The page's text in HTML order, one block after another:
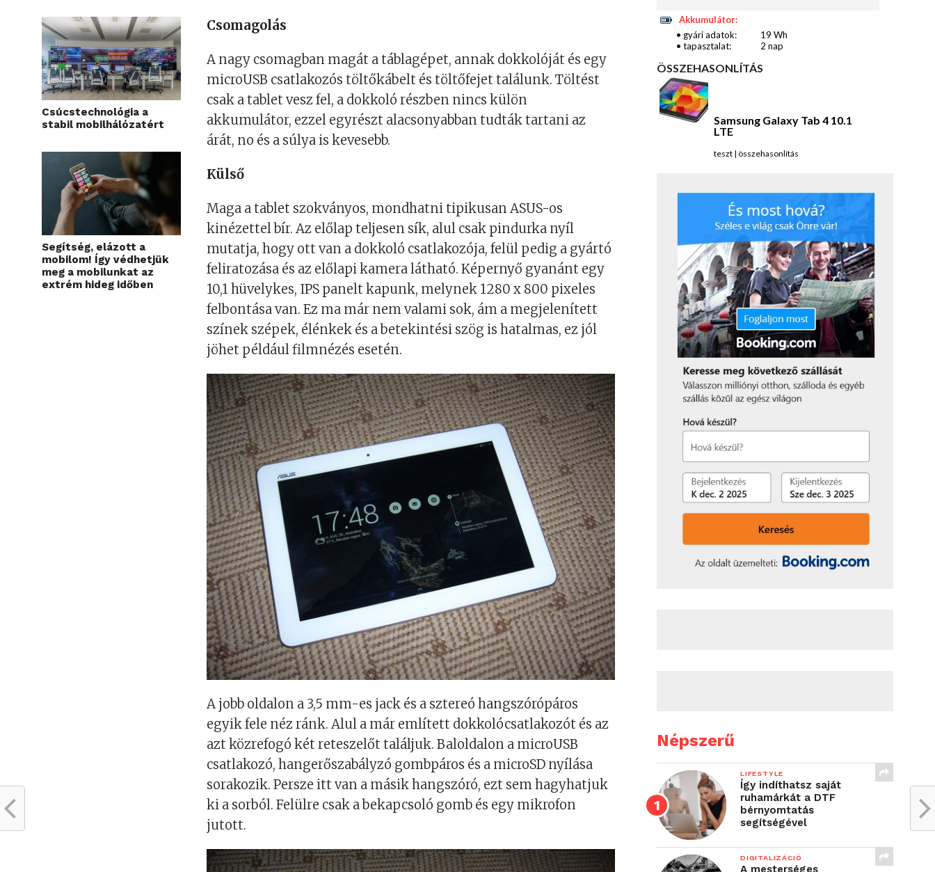
Csúcstechnológia a
stabil mobilhálózatért
Segítség, elázott a
mobilom! Így védhetjük
meg a mobilunkat az
extrém hideg időben
Csomagolás
A nagy csomagban magát a táblagépet, annak dokkolóját és egy
microUSB csatlakozós töltőkábelt és töltőfejet találunk. Töltést
csak a tablet vesz fel, a dokkoló részben nincs külön
akkumulátor, ezzel egyrészt alacsonyabban tudták tartani az
árát, no és a súlya is kevesebb.
Külső
Maga a tablet szokványos, mondhatni tipikusan ASUS-os
kinézettel bír. Az előlap teljesen sík, alul csak pindurka nyíl
mutatja, hogy ott van a dokkoló csatlakozója, felül pedig a gyártó
feliratozása és az előlapi kamera látható. Képernyő gyanánt egy
10,1 hüvelykes, IPS panelt kapunk, melynek 1280 x 800 pixeles
felbontása van. Ez ma már nem valami sok, ám a megjelenített
színek szépek, élénkek és a betekintési szög is hatalmas, ez jól
jöhet például filmnézés esetén.
A jobb oldalon a 3,5 mm-es jack és a sztereó hangszórópáros
egyik fele néz ránk. Alul a már említett dokkolócsatlakozót és az
azt közrefogó két reteszelőt találjuk. Baloldalon a microUSB
csatlakozó, hangerőszabályzó gombpáros és a microSD nyílása
sorakozik. Persze itt van a másik hangszóró, ezt sem hagyhatjuk
ki a sorból. Felülre csak a bekapcsoló gomb és egy mikrofon
jutott.
Akkumulátor:
• gyári adatok:
19 Wh
• tapasztalat:
2 nap
ÖSSZEHASONLÍTÁS
Samsung Galaxy Tab 4 10.1
LTE
teszt | összehasonlítás
Népszerű
LIFESTYLE
Így indíthatsz saját
ruhamárkát a DTF
bérnyomtatás
segítségével
DIGITALIZÁCIÓ
A mesterséges